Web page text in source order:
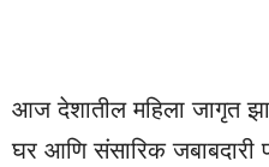
आज देशातील महिला जागृत
घर आणि संसारिक जबाबदारी